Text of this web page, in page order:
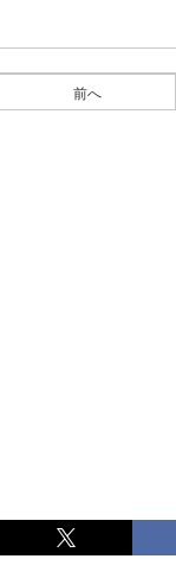
前へ